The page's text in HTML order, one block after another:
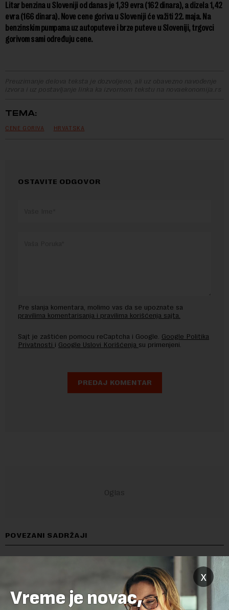
Litar benzina u Sloveniji od danas je 1,39 evra (162 dinara), a dizela 1,42
evra (166 dinara). Nove cene goriva u Sloveniji će važiti 22. maja. Na
benzinskim pumpama uz autoputeve i brze puteve u Sloveniji, trgovci
gorivom sami određuju cene.
Preuzimanje delova teksta je dozvoljeno, ali uz obavezno navođenje
izvora i uz postavljanje linka ka izvornom tekstu na novaekonomija.rs
TEMA:
CENE GORIVA HRVATSKA
OSTAVITE ODGOVOR
Pre slanja komentara, molimo vas da se upoznate sa
pravilima komentarisanja i pravilima korišćenja sajta.
Sajt je zaštićen pomocu reCaptcha i Google. Google Politika
Privatnosti i Google Uslovi Korišćenja su primenjeni.
POVEZANI SADRŽAJI
x
Vreme je novac,